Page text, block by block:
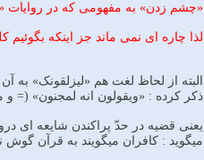
«چشم زدن» به مفهومی که در روایات
لذا چاره ای نمی ماند جز اینکه بگوئیم کلمه «لیزلقونک»
البته از لحاظ لغت هم «لیزلقونک»
ذکر کرده : «ویقولون انه لمجنون» (= و
میگوید : کافران میگویند به قرآن